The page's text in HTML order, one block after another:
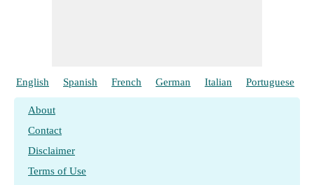
English Spanish French German Italian Portuguese
About
Contact
Disclaimer
Terms of Use